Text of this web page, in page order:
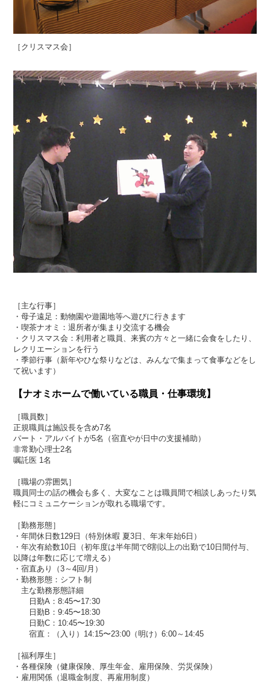
［クリスマス会］
［主な行事］
・母子遠足：動物園や遊園地等へ遊びに行きます
・喫茶ナオミ：退所者が集まり交流する機会
・クリスマス会：利用者と職員、来賓の方々と一緒に会食をしたり、
レクリエーションを行う
・季節行事（新年やひな祭りなどは、みんなで集まって食事などをし
て祝います）
【ナオミホームで働いている職員・仕事環境】
［職員数］
正規職員は施設長を含め7名
パート・アルバイトが5名（宿直やが日中の支援補助）
非常勤心理士2名
嘱託医 1名
［職場の雰囲気］
職員同士の話の機会も多く、大変なことは職員間で相談しあったり気
軽にコミュニケーションが取れる職場です。
［勤務形態］
・年間休日数129日（特別休暇 夏3日、年末年始6日）
・年次有給数10日（初年度は半年間で8割以上の出勤で10日間付与、
以降は年数に応じて増える）
・宿直あり（3～4回/月）
・勤務形態：シフト制
主な勤務形態詳細
日勤A：8:45〜17:30
日勤B：9:45〜18:30
日勤C：10:45〜19:30
宿直：（入り）14:15〜23:00（明け）6:00～14:45
［福利厚生］
・各種保険（健康保険、厚生年金、雇用保険、労災保険）​​
・雇用関係（退職金制度、再雇用制度）